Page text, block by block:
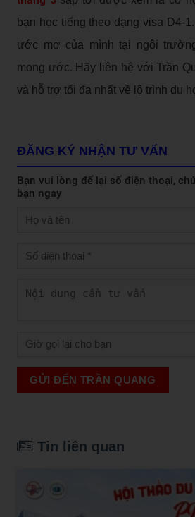
bạn học tiếng theo dạng visa D4-
ước mơ của mình tại ngôi
mong ước. Hãy liên hệ với Trần
và hỗ trợ tối đa nhất về lộ trình du
ĐĂNG KÝ NHẬN TƯ VẤN
Bạn vui lòng để lại số điện thoại,
bạn ngay
GỬI ĐẾN TRẦN QUANG
Tin liên quan